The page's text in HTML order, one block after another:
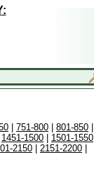
751-800 801-850
1451-1500
1501-1550
2150 2151-2200